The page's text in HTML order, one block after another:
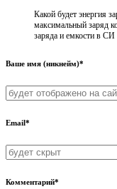
Какой будет энергия
максимальный заряд
заряда и емкости в СИ​
Ваше имя (никнейм)*
Email*
Комментарий*